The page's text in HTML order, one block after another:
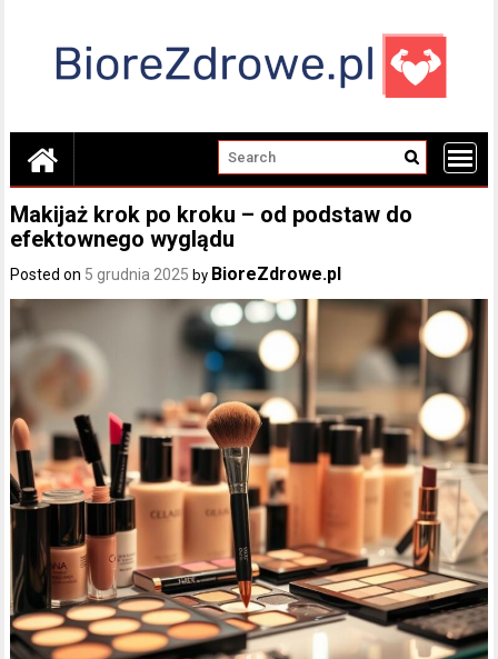
Makijaż krok po kroku – od podstaw do
efektownego wyglądu
Posted on 5 grudnia 2025 by BioreZdrowe.pl